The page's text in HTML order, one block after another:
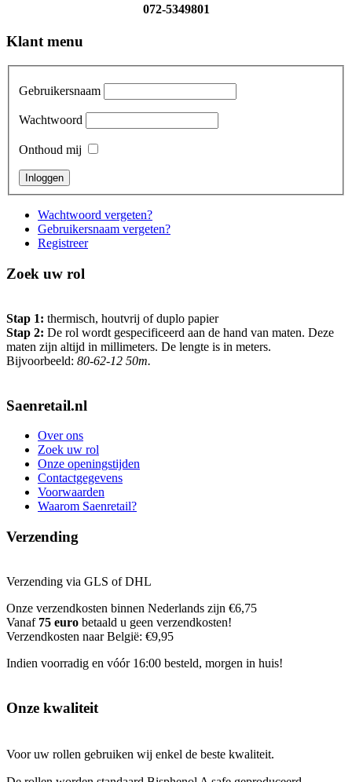
072-5349801
Klant menu
Gebruikersnaam
Wachtwoord
Onthoud mij
Wachtwoord vergeten?
Gebruikersnaam vergeten?
Registreer
Zoek uw rol
Stap 1: thermisch, houtvrij of duplo papier
Stap 2: De rol wordt gespecificeerd aan de hand van maten. Deze
maten zijn altijd in millimeters. De lengte is in meters.
Bijvoorbeeld: 80-62-12 50m.
Saenretail.nl
Over ons
Zoek uw rol
Onze openingstijden
Contactgegevens
Voorwaarden
Waarom Saenretail?
Verzending
Verzending via GLS of DHL
Onze verzendkosten binnen Nederlands zijn €6,75
Vanaf 75 euro betaald u geen verzendkosten!
Verzendkosten naar België: €9,95
Indien voorradig en vóór 16:00 besteld, morgen in huis!
Onze kwaliteit
Voor uw rollen gebruiken wij enkel de beste kwaliteit.